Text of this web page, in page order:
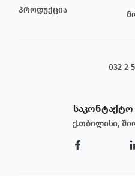
პროდუქცია
032 2
ქ.თბილისი,